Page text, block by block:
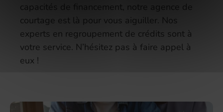
capacités de financement, notre agence de
courtage est là pour vous aiguiller. Nos
experts en regroupement de crédits sont à
votre service. N’hésitez pas à faire appel à
eux !